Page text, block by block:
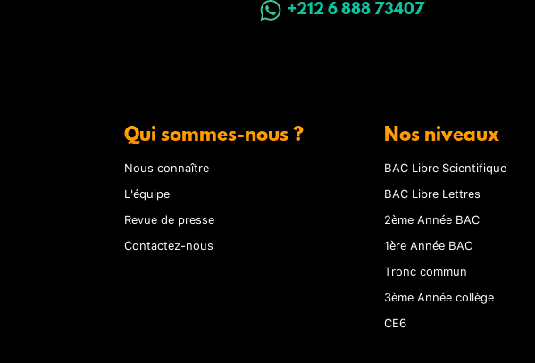
+212 6 888 73407
Qui sommes-nous ?
Nous connaître
L'équipe
Revue de presse
Contactez-nous
Nos niveaux
BAC Libre Scientifique
BAC Libre Lettres
2ème Année BAC
1ère Année BAC
Tronc commun
3ème Année collège
CE6